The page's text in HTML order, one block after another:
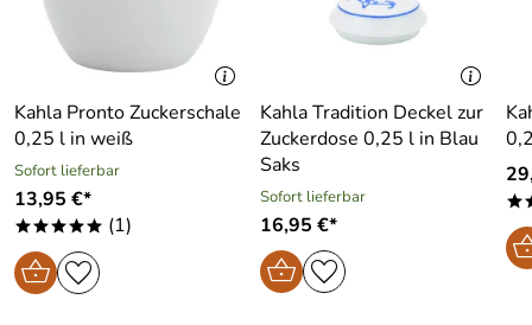
Kahla Pronto Zuckerschale
0,25 l in weiß
Sofort lieferbar
13,95 €*
***** (1)
Kahla Tradition Deckel zur
Zuckerdose 0,25 l in Blau
Saks
Sofort lieferbar
16,95 €*